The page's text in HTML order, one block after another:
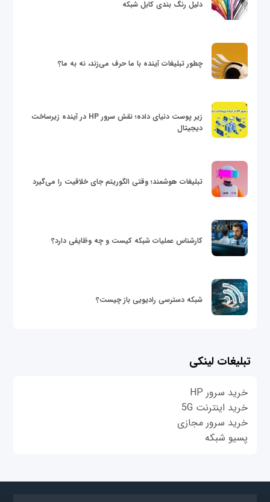
دلیل رنگ بندی کابل شبکه
چطور تبلیغات آینده با ما حرف می‌زند، نه به ما؟
زیر پوست دنیای داده؛ نقش سرور HP در آینده زیرساخت
دیجیتال
تبلیغات هوشمند؛ وقتی الگوریتم جای خلاقیت را می‌گیرد
کارشناس عملیات شبکه کیست و چه وظایفی دارد؟
شبکه دسترسی رادیویی باز چیست؟
تبلیغات لینکی
خرید سرور HP
خرید اینترنت 5G
خرید سرور مجازی
پسیو شبکه